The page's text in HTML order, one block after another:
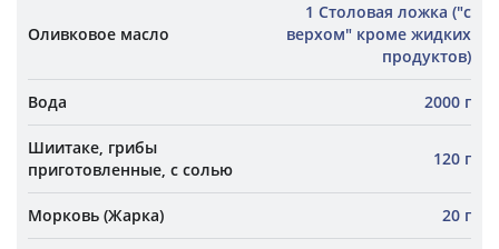
Оливковое масло
1 Столовая ложка ("с
верхом" кроме жидких
продуктов)
Вода 2000 г
Шиитаке, грибы
приготовленные, с солью
120 г
Морковь (Жарка) 20 г